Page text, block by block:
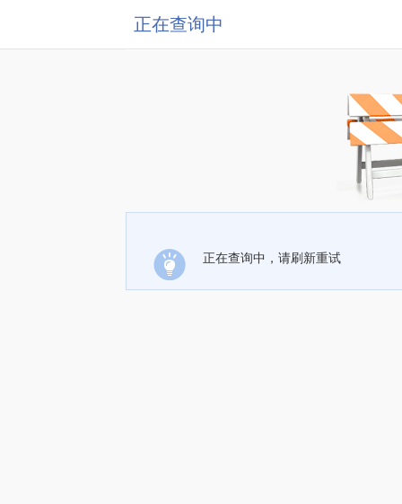
正在查询中
正在查询中，请刷新重试